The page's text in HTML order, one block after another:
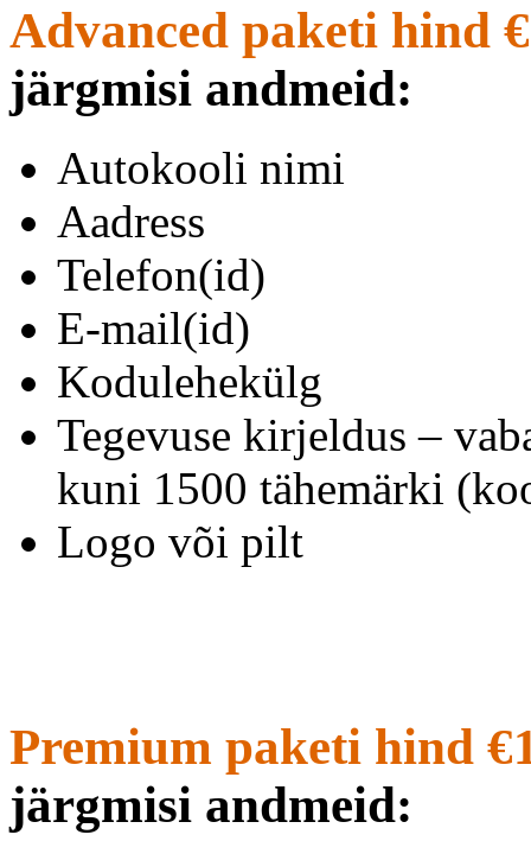
Advanced paketi hind
järgmisi andmeid:
Autokooli nimi
Aadress
Telefon(id)
E-mail(id)
Kodulehekülg
Tegevuse kirjeldus –
kuni 1500 tähemärki
Logo või pilt
Premium paketi hind
järgmisi andmeid: